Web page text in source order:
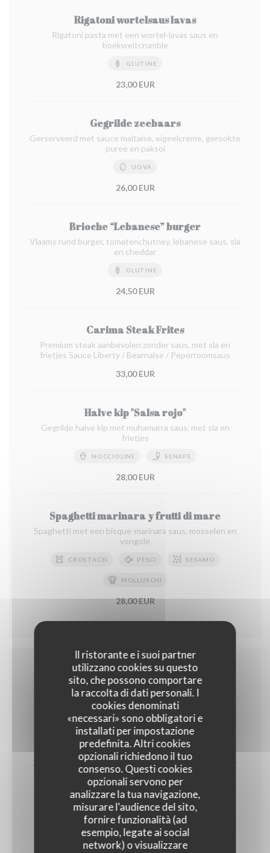
Il ristorante e i suoi partner
utilizzano cookies su questo
sito, che possono comportare
la raccolta di dati personali. I
cookies denominati
«necessari» sono obbligatori e
installati per impostazione
predefinita. Altri cookies
opzionali richiedono il tuo
consenso. Questi cookies
opzionali servono per
analizzare la tua navigazione,
misurare l'audience del sito,
fornire funzionalità (ad
esempio, legate ai social
network) o visualizzare
Rigatoni wortelsaus lavas
Rigatoni pasta met een wortel-lavas saus en
boekweitcrumble
GLUTINE
23,00 EUR
Gegrilde zeebaars
Gerserveerd met sauce maltaise, eigeelcreme, gerookte
puree en paksoi
UOVA
26,00 EUR
Brioche “Lebanese” burger
Vlaams rund burger, tomatenchutney, lebanese saus, sla
en cheddar
GLUTINE
24,50 EUR
Carima Steak Frites
Premium steak aanbevolen zonder saus, met sla en
frietjes Sauce Liberty / Bearnaise / Peperroomsaus
33,00 EUR
Halve kip "Salsa rojo"
Gegrilde halve kip met muhamarra saus, met sla en
frietjes
NOCCIOLINE SENAPE
28,00 EUR
Spaghetti marinara y frutti di mare
Spaghetti met een bisque-marinara saus, mosselen en
vongole
CROSTACEI PESCI SESAMO
MOLLUSCHI
28,00 EUR
VOORGERECHTEN
Garnaalkroketten
2 garnaalkroketten Als hoofdgerecht 3 stuks aan 25,5-
GLUTINE UOVA
18,50 EUR
Best of both worlds